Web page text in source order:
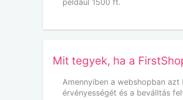
Mit tegyek, ha a
Amennyiben a webshopban
érvényességét és a beválltás